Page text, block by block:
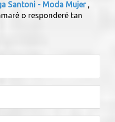
Santoni - Moda Mujer ,
o responderé tan